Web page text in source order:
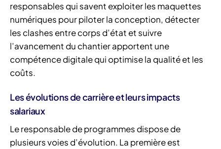
responsables qui savent exploiter les maquettes
numériques pour piloter la conception, détecter
les clashes entre corps d’état et suivre
l’avancement du chantier apportent une
compétence digitale qui optimise la qualité et les
coûts.
Les évolutions de carrière et leurs impacts
salariaux
Le responsable de programmes dispose de
plusieurs voies d’évolution. La première est